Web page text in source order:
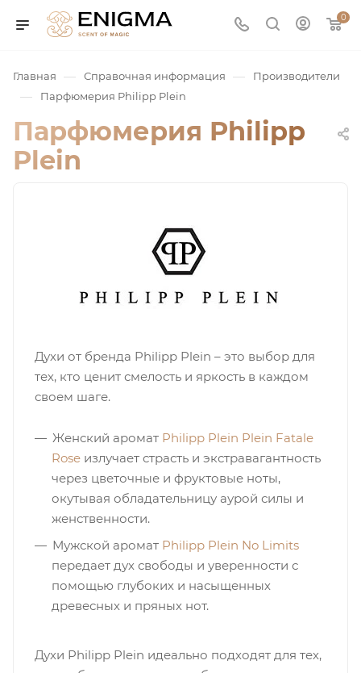
0
Арабская
Главная — Справочная информация — Производители
— Парфюмерия Philipp Plein
Парфюмерия Philipp
Plein
Духи от бренда Philipp Plein – это выбор для
тех, кто ценит смелость и яркость в каждом
своем шаге.
Женский аромат Philipp Plein Plein Fatale
Roseизлучает страсть и экстравагантность
через цветочные и фруктовые ноты,
окутывая обладательницу аурой силы и
женственности.
Мужской аромат Philipp Plein No Limits
передает дух свободы и уверенности с
помощью глубоких и насыщенных
древесных и пряных нот.
Духи Philipp Plein идеально подходят для тех,